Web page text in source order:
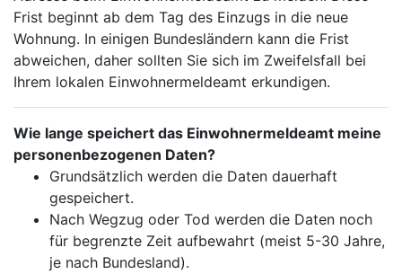
Frist beginnt ab dem Tag des Einzugs in die neue
Wohnung. In einigen Bundesländern kann die Frist
abweichen, daher sollten Sie sich im Zweifelsfall bei
Ihrem lokalen Einwohnermeldeamt erkundigen.
Wie lange speichert das Einwohnermeldeamt meine
personenbezogenen Daten?
Grundsätzlich werden die Daten dauerhaft
gespeichert.
Nach Wegzug oder Tod werden die Daten noch
für begrenzte Zeit aufbewahrt (meist 5-30 Jahre,
je nach Bundesland).